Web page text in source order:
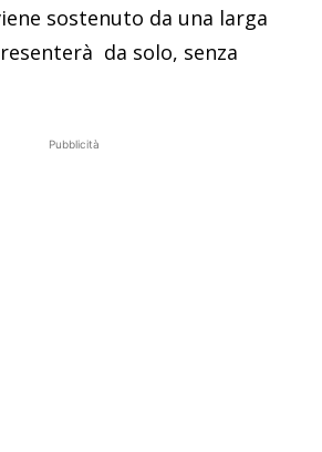
sostenuto da una larga
da solo, senza
Pubblicità